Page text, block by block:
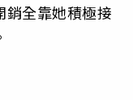
銷全靠她積極接